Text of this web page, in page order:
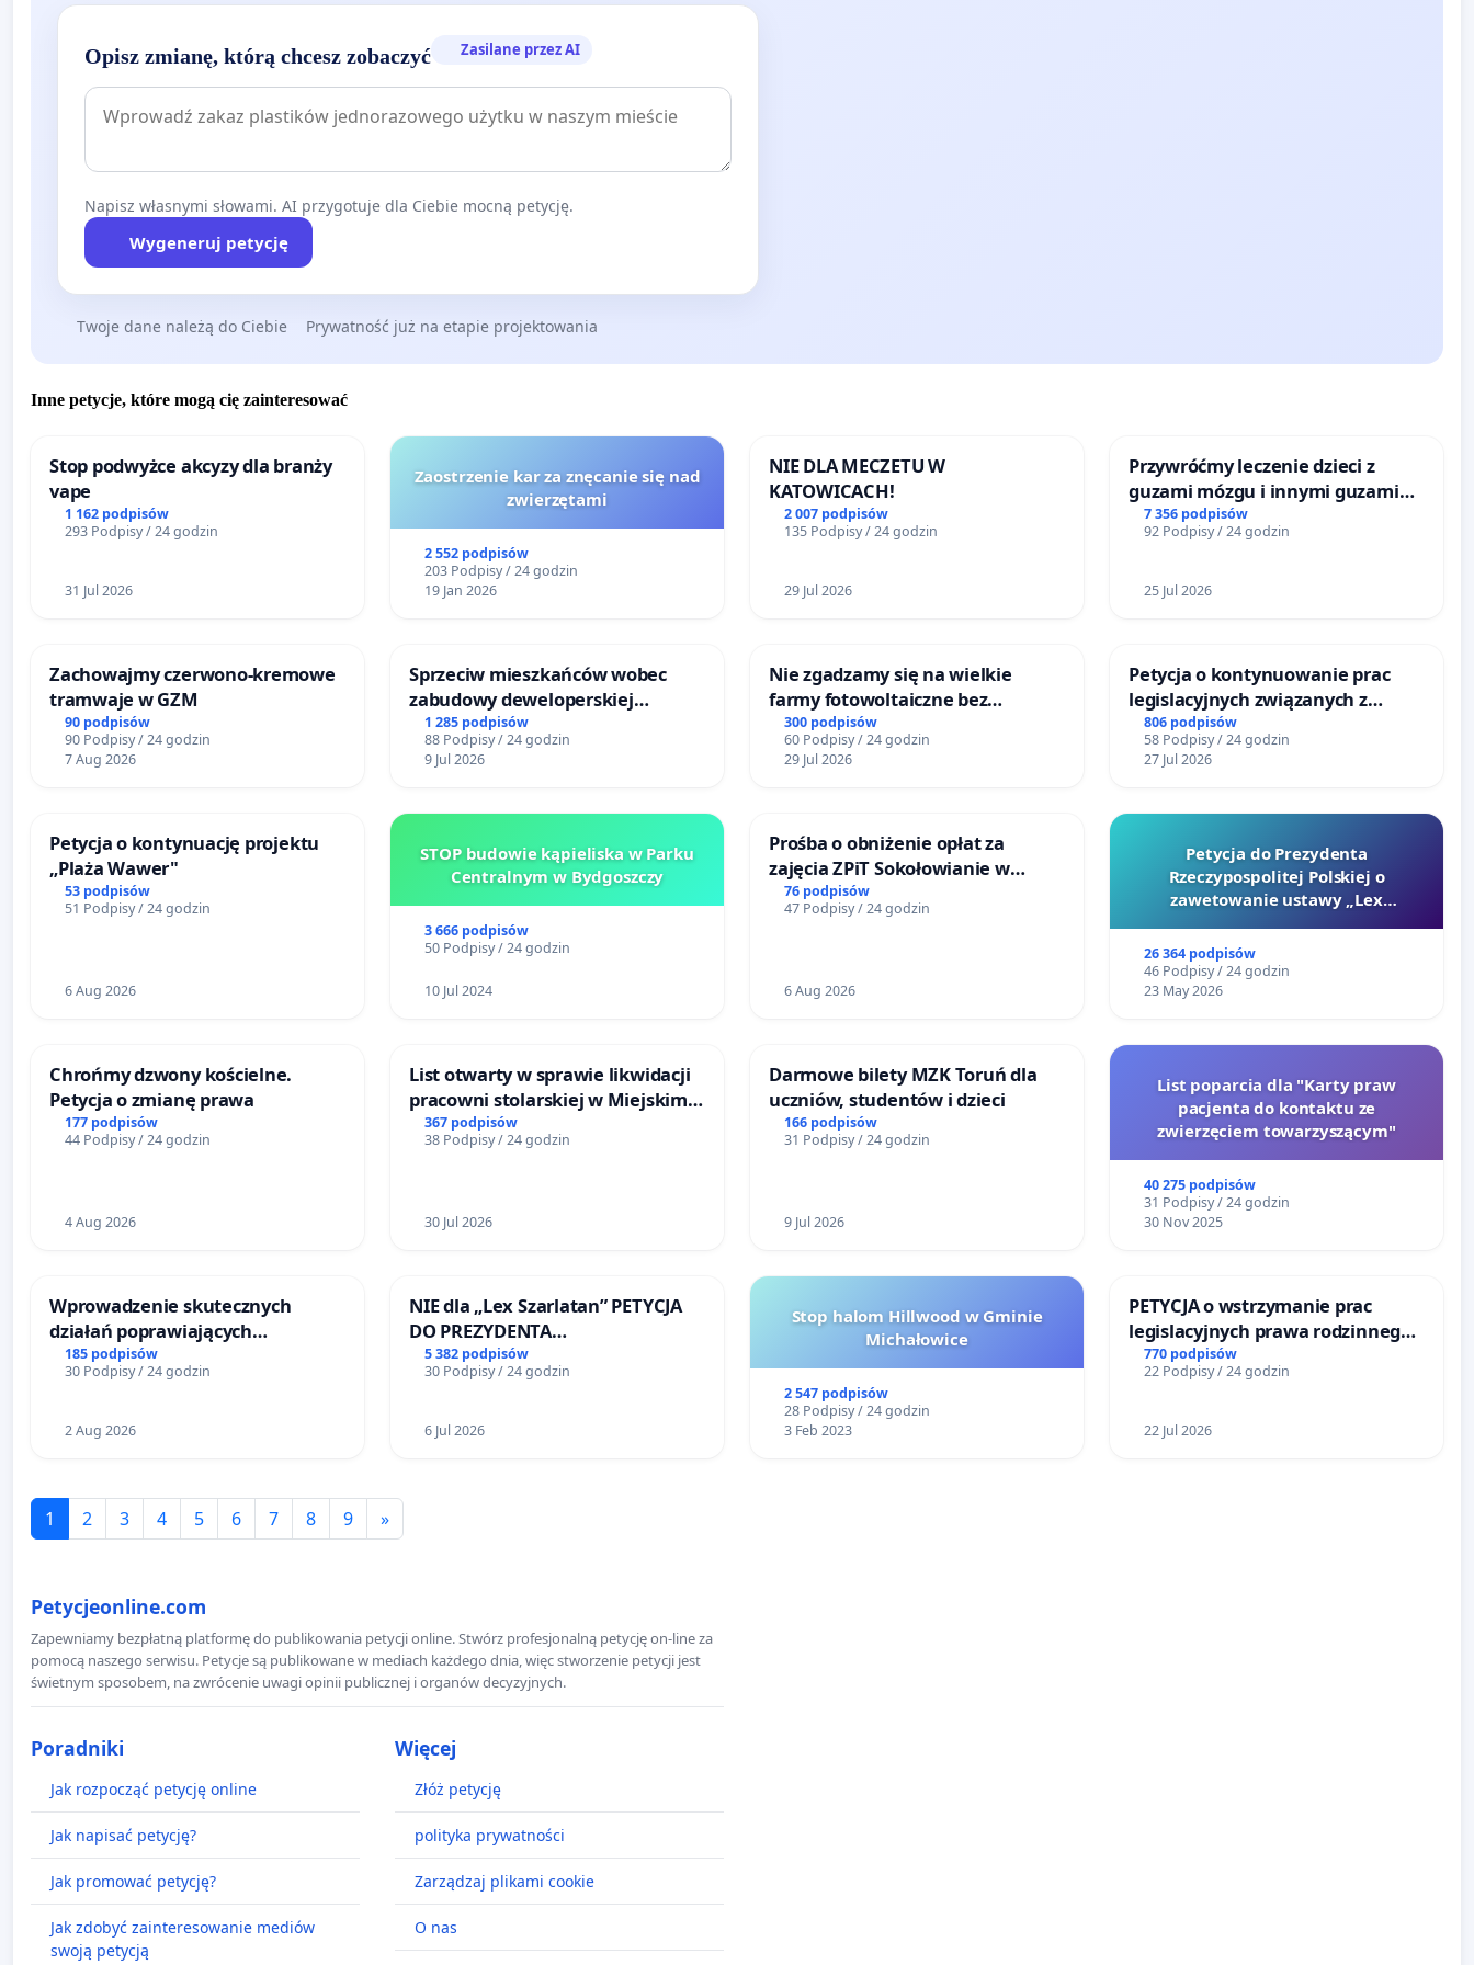
Opisz zmianę, którą chcesz zobaczyć Zasilane przez AI
Napisz własnymi słowami. AI przygotuje dla Ciebie mocną petycję.
Wygeneruj petycję
Twoje dane należą do Ciebie Prywatność już na etapie projektowania
Inne petycje, które mogą cię zainteresować
Stop podwyżce akcyzy dla branży
vape
1 162 podpisów
293 Podpisy / 24 godzin
31 Jul 2026
Zaostrzenie kar za znęcanie się nad
zwierzętami
2 552 podpisów
203 Podpisy / 24 godzin
19 Jan 2026
NIE DLA MECZETU W
KATOWICACH!
2 007 podpisów
135 Podpisy / 24 godzin
29 Jul 2026
Przywróćmy leczenie dzieci z
guzami mózgu i innymi guzami
litymi do Górnośląskiego
Centrum Zdrowia Dziecka w
7 356 podpisów
92 Podpisy / 24 godzin
25 Jul 2026
Zachowajmy czerwono-kremowe
tramwaje w GZM
90 podpisów
90 Podpisy / 24 godzin
7 Aug 2026
Sprzeciw mieszkańców wobec
zabudowy deweloperskiej
terenow zielonych w rejonie
Bulwarów Straceńskich w Bielsku-
Białej
1 285 podpisów
88 Podpisy / 24 godzin
9 Jul 2026
Nie zgadzamy się na wielkie
farmy fotowoltaiczne bez
rzetelnych analiz i akceptacji
mieszkańców
300 podpisów
60 Podpisy / 24 godzin
29 Jul 2026
Petycja o kontynuowanie prac
legislacyjnych związanych z
reformą prawa rodzinnego
806 podpisów
58 Podpisy / 24 godzin
27 Jul 2026
Petycja o kontynuację projektu
„Plaża Wawer"
53 podpisów
51 Podpisy / 24 godzin
6 Aug 2026
STOP budowie kąpieliska w Parku
Centralnym w Bydgoszczy
3 666 podpisów
50 Podpisy / 24 godzin
10 Jul 2024
Prośba o obniżenie opłat za
zajęcia ZPiT Sokołowianie w
Sokołowskim Ośrodku Kultury
76 podpisów
47 Podpisy / 24 godzin
6 Aug 2026
Petycja do Prezydenta
Rzeczypospolitej Polskiej o
zawetowanie ustawy „Lex
26 364 podpisów
46 Podpisy / 24 godzin
23 May 2026
Chrońmy dzwony kościelne.
Petycja o zmianę prawa
177 podpisów
44 Podpisy / 24 godzin
4 Aug 2026
List otwarty w sprawie likwidacji
pracowni stolarskiej w Miejskim
Teatrze Miniatura w Gdańsku
367 podpisów
38 Podpisy / 24 godzin
30 Jul 2026
Darmowe bilety MZK Toruń dla
uczniów, studentów i dzieci
166 podpisów
31 Podpisy / 24 godzin
9 Jul 2026
List poparcia dla "Karty praw
pacjenta do kontaktu ze
zwierzęciem towarzyszącym"
40 275 podpisów
31 Podpisy / 24 godzin
30 Nov 2025
Wprowadzenie skutecznych
działań poprawiających
bezpieczeństwo na ulicy
Żeromskiego w Otwocku
185 podpisów
30 Podpisy / 24 godzin
2 Aug 2026
NIE dla „Lex Szarlatan” PETYCJA
DO PREZYDENTA
RZECZYPOSPOLITEJ POLSKIEJ
5 382 podpisów
30 Podpisy / 24 godzin
6 Jul 2026
Stop halom Hillwood w Gminie
Michałowice
2 547 podpisów
28 Podpisy / 24 godzin
3 Feb 2023
PETYCJA o wstrzymanie prac
legislacyjnych prawa rodzinnego
narażających ofiary przemocy
770 podpisów
22 Podpisy / 24 godzin
22 Jul 2026
1 2 3 4 5 6 7 8 9 »
Petycjeonline.com
Zapewniamy bezpłatną platformę do publikowania petycji online. Stwórz profesjonalną petycję on-line za
pomocą naszego serwisu. Petycje są publikowane w mediach każdego dnia, więc stworzenie petycji jest
świetnym sposobem, na zwrócenie uwagi opinii publicznej i organów decyzyjnych.
Poradniki
Jak rozpocząć petycję online
Jak napisać petycję?
Jak promować petycję?
Jak zdobyć zainteresowanie mediów
swoją petycją
Więcej
Złóż petycję
polityka prywatności
Zarządzaj plikami cookie
O nas